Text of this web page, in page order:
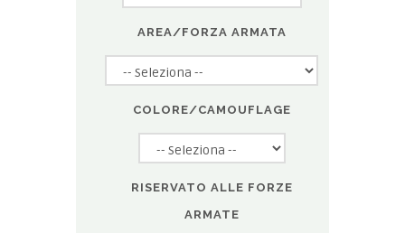
AREA/FORZA ARMATA
COLORE/CAMOUFLAGE
RISERVATO ALLE FORZE
ARMATE